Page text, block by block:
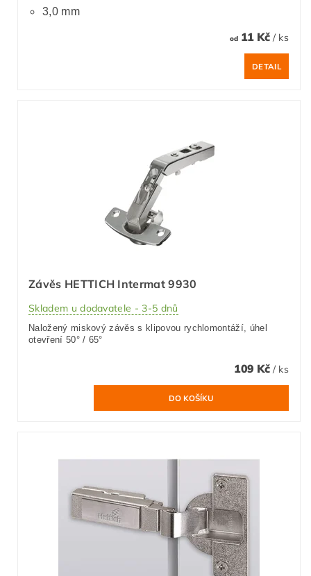
3,0 mm
od11 Kč / ks
DETAIL
Závěs HETTICH Intermat 9930
Skladem u dodavatele - 3-5 dnů
Naložený miskový závěs s klipovou rychlomontáží, úhel
otevření 50° / 65°
109 Kč / ks